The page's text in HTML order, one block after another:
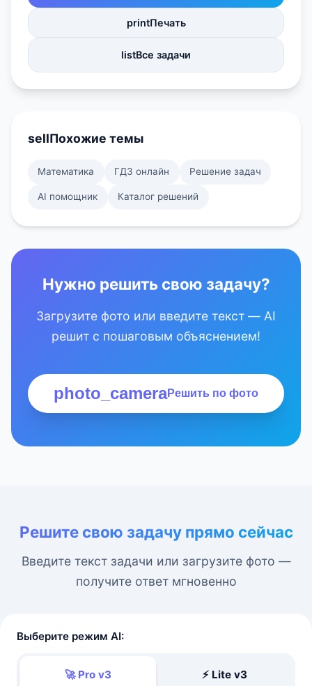
printПечать
listВсе задачи
sellПохожие темы
Математика ГДЗ онлайн Решение задач
AI помощник Каталог решений
Нужно решить свою задачу?
Загрузите фото или введите текст — AI
решит с пошаговым объяснением!
photo_cameraРешить по фото
Решите свою задачу прямо сейчас
Введите текст задачи или загрузите фото —
получите ответ мгновенно
Выберите режим AI:
🚀 Pro v3 ⚡ Lite v3